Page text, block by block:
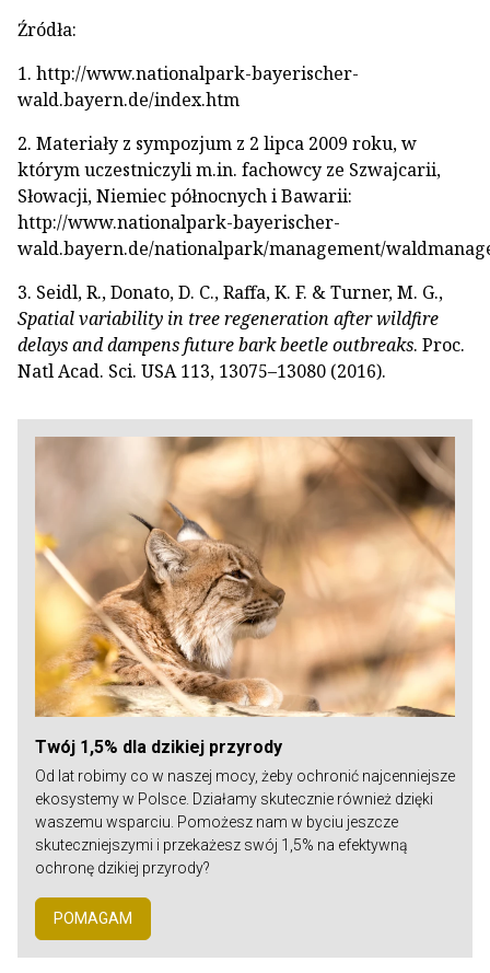
Źródła:
1. http://www.nationalpark-bayerischer-
wald.bayern.de/index.htm
2. Materiały z sympozjum z 2 lipca 2009 roku, w
którym uczestniczyli m.in. fachowcy ze Szwajcarii,
Słowacji, Niemiec północnych i Bawarii:
http://www.nationalpark-bayerischer-
wald.bayern.de/nationalpark/management/
3. Seidl, R., Donato, D. C., Raffa, K. F. & Turner, M. G.,
Spatial variability in tree regeneration after wildfire
delays and dampens future bark beetle outbreaks. Proc.
Natl Acad. Sci. USA 113, 13075–13080 (2016).
Twój 1,5% dla dzikiej przyrody
Od lat robimy co w naszej mocy, żeby ochronić najcenniejsze
ekosystemy w Polsce. Działamy skutecznie również dzięki
waszemu wsparciu. Pomożesz nam w byciu jeszcze
skuteczniejszymi i przekażesz swój 1,5% na efektywną
ochronę dzikiej przyrody?
POMAGAM